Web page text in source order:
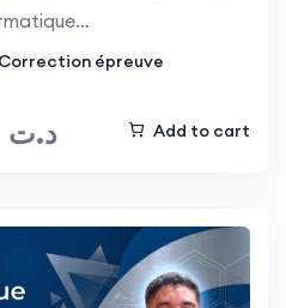
Correction épreuve
د.ت Add to cart